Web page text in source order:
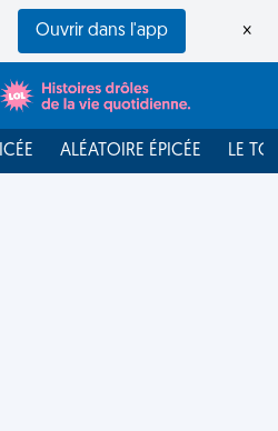
Ouvrir dans l'app ×
ALÉATOIRE ÉPICÉE LE